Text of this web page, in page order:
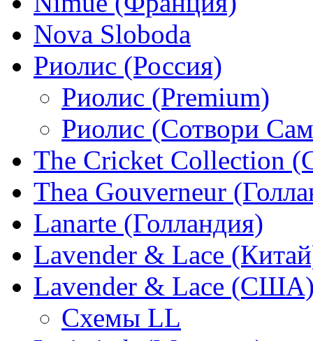
Nova Sloboda
Риолис (Россия)
Риолис (Premium)
Риолис (Сотвори
The Cricket Collection
Thea Gouverneur
Lanarte (Голландия)
Lavender & Lace
Lavender & Lace
Схемы LL